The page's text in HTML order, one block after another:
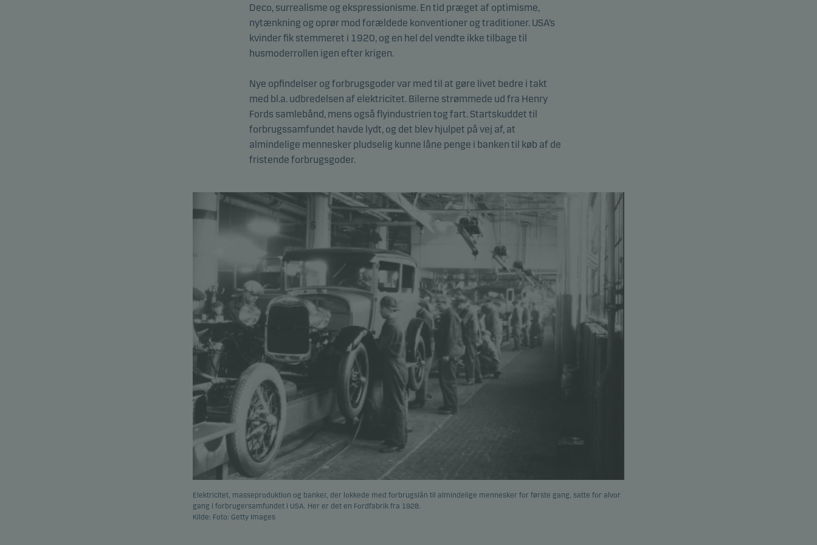
Deco, surrealisme og ekspressionisme. En tid præget af optimisme,
nytænkning og oprør mod forældede konventioner og traditioner. USA’s
kvinder fik stemmeret i 1920, og en hel del vendte ikke tilbage til
husmoderrollen igen efter krigen.
Nye opfindelser og forbrugsgoder var med til at gøre livet bedre i takt
med bl.a. udbredelsen af elektricitet. Bilerne strømmede ud fra Henry
Fords samlebånd, mens også flyindustrien tog fart. Startskuddet til
forbrugssamfundet havde lydt, og det blev hjulpet på vej af, at
almindelige mennesker pludselig kunne låne penge i banken til køb af de
fristende forbrugsgoder.
Elektricitet, masseproduktion og banker, der lokkede med forbrugslån til almindelige mennesker for første gang, satte for alvor
gang i forbrugersamfundet i USA. Her er det en Fordfabrik fra 1928.
Kilde: Foto: Getty Images